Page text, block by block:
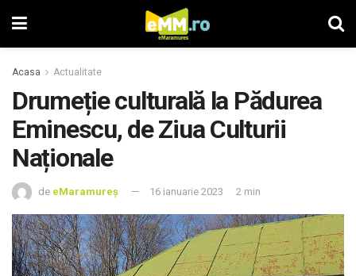
Acasa Actualitate
Drumeție culturală la Pădurea
Eminescu, de Ziua Culturii
Naționale
de eMaramureș 16 ianuarie 2023 2 min